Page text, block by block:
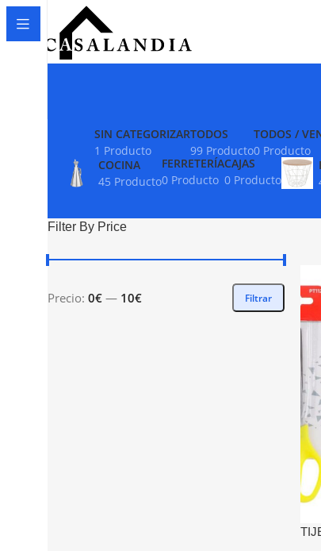
SIN CATEGORIZAR
1 Producto
TODOS
99 Producto
TODOS /
0 Producto
COCINA
45 Producto
FERRETERÍA
0 Producto
CAJAS
0 Producto
Filter By Price
Filtrar
Precio: 0€ — 10€